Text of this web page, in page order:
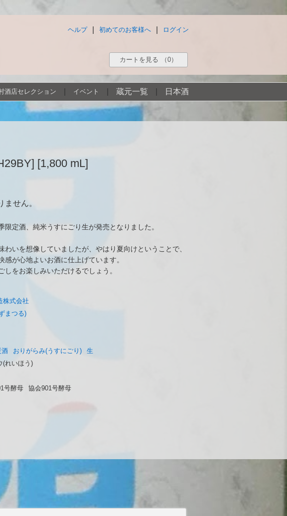
ログイン
初めてのお客様へ
ヘルプ
カートを見る （0）
酒店セレクション イベント 蔵元一覧 日本酒
[1,800 mL]
せん。
定酒、純米うすにごり生が発売となりました。
いを想像していましたが、やはり夏向けということで、
が心地よいお酒に仕上げています。
をお楽しみいただけるでしょう。
株式会社
まつる)
酒 おりがらみ(うすにごり)
生
(れいほう)
号酵母
協会901号酵母